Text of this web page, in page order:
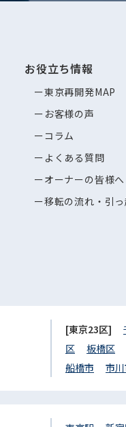
お役立ち情報
東京再開発MAP
お客様の声
コラム
よくある質問
オーナーの皆様へ
移転の流れ・引
[東京23区]
区
板橋区
船橋市
市